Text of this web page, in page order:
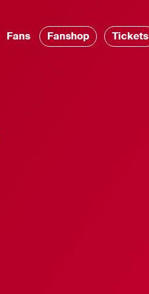
Fans Fanshop Tickets